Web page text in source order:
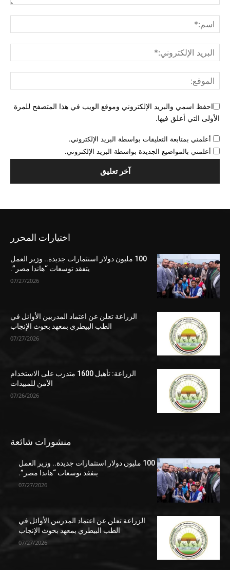
احفظ اسمي والبريد الإلكتروني وموقع الويب في هذا المتصفح للمرة
الأولى التي أعلق فيها.
أعلمني بمتابعة التعليقات بواسطة البريد الإلكتروني.
أعلمني بالمواضيع الجديدة بواسطة البريد الإلكتروني.
اختيارات المحرر
100 مليون دولار استثمارات جديدة.. وزير العمل
يتفقد توسعات “هاندا مصر”.
07/27/2026
الزراعة تعلن عن اعتماد المدربين الأوائل في
الطب البيطري بمعهد بحوث الإنجاب
07/27/2026
الزراعة: تأهيل 1600 متدرب على الاستخدام
الآمن للمبيدات
07/26/2026
منشورات شائعة
100 مليون دولار استثمارات جديدة.. وزير العمل
يتفقد توسعات “هاندا مصر”.
07/27/2026
الزراعة تعلن عن اعتماد المدربين الأوائل في
الطب البيطري بمعهد بحوث الإنجاب
07/27/2026